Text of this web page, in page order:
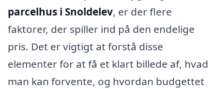
parcelhus i Snoldelev, er der flere
faktorer, der spiller ind på den endelige
pris. Det er vigtigt at forstå disse
elementer for at få et klart billede af, hvad
man kan forvente, og hvordan budgettet